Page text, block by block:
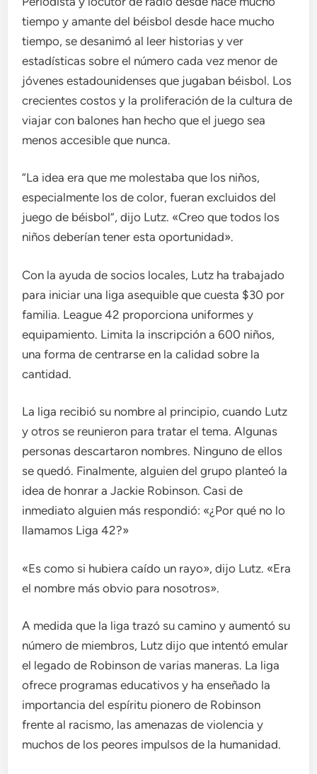
tiempo y amante del béisbol desde hace mucho
tiempo, se desanimó al leer historias y ver
estadísticas sobre el número cada vez menor de
jóvenes estadounidenses que jugaban béisbol. Los
crecientes costos y la proliferación de la cultura de
viajar con balones han hecho que el juego sea
menos accesible que nunca.
“La idea era que me molestaba que los niños,
especialmente los de color, fueran excluidos del
juego de béisbol”, dijo Lutz. «Creo que todos los
niños deberían tener esta oportunidad».
Con la ayuda de socios locales, Lutz ha trabajado
para iniciar una liga asequible que cuesta $30 por
familia. League 42 proporciona uniformes y
equipamiento. Limita la inscripción a 600 niños,
una forma de centrarse en la calidad sobre la
cantidad.
La liga recibió su nombre al principio, cuando Lutz
y otros se reunieron para tratar el tema. Algunas
personas descartaron nombres. Ninguno de ellos
se quedó. Finalmente, alguien del grupo planteó la
idea de honrar a Jackie Robinson. Casi de
inmediato alguien más respondió: «¿Por qué no lo
llamamos Liga 42?»
«Es como si hubiera caído un rayo», dijo Lutz. «Era
el nombre más obvio para nosotros».
A medida que la liga trazó su camino y aumentó su
número de miembros, Lutz dijo que intentó emular
el legado de Robinson de varias maneras. La liga
ofrece programas educativos y ha enseñado la
importancia del espíritu pionero de Robinson
frente al racismo, las amenazas de violencia y
muchos de los peores impulsos de la humanidad.